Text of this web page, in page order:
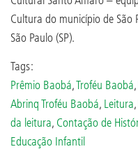
Cultura do município de São
São Paulo (SP).
Tags:
Prêmio Baobá,Troféu Baobá,
Abrinq Troféu Baobá, Leitura,
da leitura, Contação de
Educação Infantil